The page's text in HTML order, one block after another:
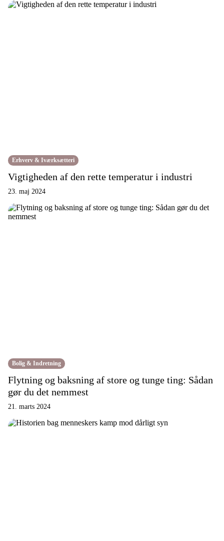
Erhverv & Iværksætteri
Vigtigheden af den rette temperatur i industri
23. maj 2024
Bolig & Indretning
Flytning og baksning af store og tunge ting: Sådan
gør du det nemmest
21. marts 2024